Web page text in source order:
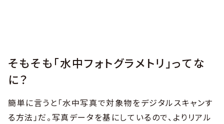
そもそも「水中フォトグラメトリ」ってな
に？
簡単に言うと「水中写真で対象物をデジタルスキャンす
る方法」だ。写真データを基にしているので、よりリアル